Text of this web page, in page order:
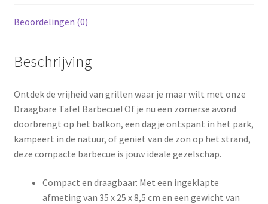
Beoordelingen (0)
Beschrijving
Ontdek de vrijheid van grillen waar je maar wilt met onze
Draagbare Tafel Barbecue! Of je nu een zomerse avond
doorbrengt op het balkon, een dagje ontspant in het park,
kampeert in de natuur, of geniet van de zon op het strand,
deze compacte barbecue is jouw ideale gezelschap.
Compact en draagbaar: Met een ingeklapte
afmeting van 35 x 25 x 8,5 cm en een gewicht van